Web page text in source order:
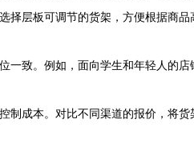
择层板可调节的货架，方便根据商
一致。例如，面向学生和年轻人的
制成本。对比不同渠道的报价，将